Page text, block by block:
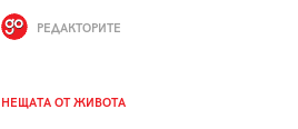
РЕДАКТОРИТЕ
НЕЩАТА ОТ ЖИВОТА